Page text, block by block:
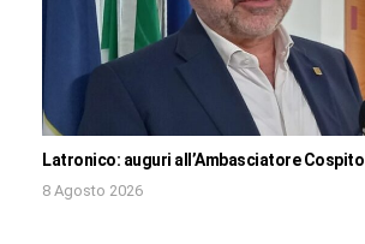
Latronico: auguri all’Ambasciatore Cospito
8 Agosto 2026